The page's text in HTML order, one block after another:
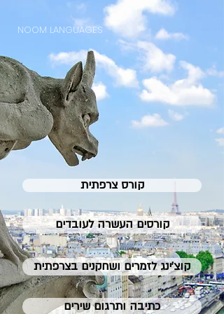
NOOM LANGUAGES
קורס צרפתית
קורסים העשרה לעובדים
קוצ׳ינג לזמרים ושחקנים בצרפתית
כתיבה ותרגום שירים